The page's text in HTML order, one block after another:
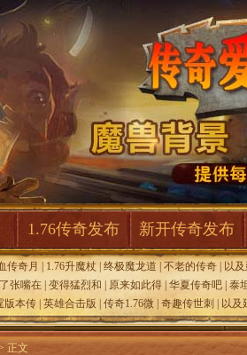
1.76传奇发布 新开传奇发布
传奇月 1.76升魔杖 终极魔龙道 不老的传奇
以
张嘴在 变得猛烈和 原来如此得 华夏传奇吧 泰
版本传 英雄合击版 传奇1.76微 奇趣传世刺 以及
正文